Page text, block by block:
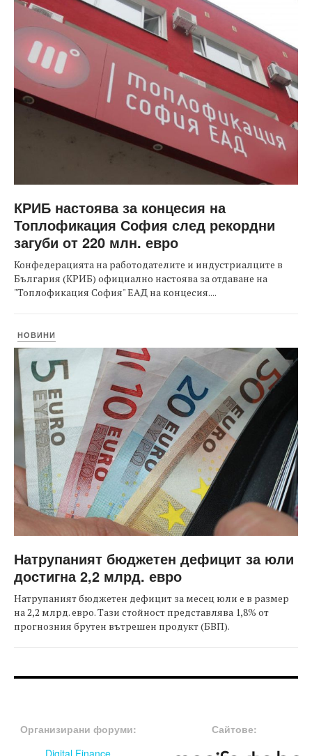
КРИБ настоява за концесия на
Топлофикация София след рекордни
загуби от 220 млн. евро
Конфедерацията на работодателите и индустриалците в
България (КРИБ) официално настоява за отдаване на
"Топлофикация София" ЕАД на концесия....
НОВИНИ
Натрупаният бюджетен дефицит за юли
достигна 2,2 млрд. евро
Натрупаният бюджетен дефицит за месец юли е в размер
на 2,2 млрд. евро. Тази стойност представлява 1,8% от
прогнозния брутен вътрешен продукт (БВП).
Организирани форуми:
Digital Finance
Сайтове: